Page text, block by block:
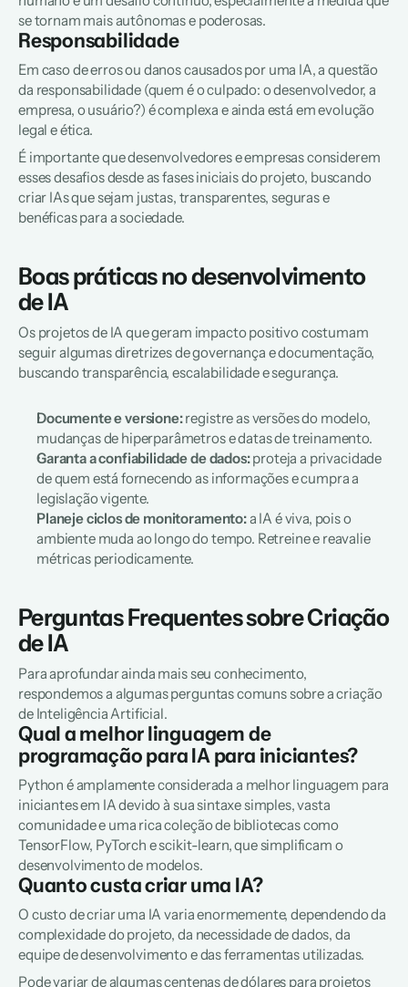
se tornam mais autônomas e poderosas.
Responsabilidade
Em caso de erros ou danos causados por uma IA, a questão
da responsabilidade (quem é o culpado: o desenvolvedor, a
empresa, o usuário?) é complexa e ainda está em evolução
legal e ética.
É importante que desenvolvedores e empresas considerem
esses desafios desde as fases iniciais do projeto, buscando
criar IAs que sejam justas, transparentes, seguras e
benéficas para a sociedade.
Boas práticas no desenvolvimento
de IA
Os projetos de IA que geram impacto positivo costumam
seguir algumas diretrizes de governança e documentação,
buscando transparência, escalabilidade e segurança.
Documente e versione: registre as versões do modelo,
mudanças de hiperparâmetros e datas de treinamento.
Garanta a confiabilidade de dados: proteja a privacidade
de quem está fornecendo as informações e cumpra a
legislação vigente.
Planeje ciclos de monitoramento: a IA é viva, pois o
ambiente muda ao longo do tempo. Retreine e reavalie
métricas periodicamente.
Perguntas Frequentes sobre Criação
de IA
Para aprofundar ainda mais seu conhecimento,
respondemos a algumas perguntas comuns sobre a criação
de Inteligência Artificial.
Qual a melhor linguagem de
programação para IA para iniciantes?
Python é amplamente considerada a melhor linguagem para
iniciantes em IA devido à sua sintaxe simples, vasta
comunidade e uma rica coleção de bibliotecas como
TensorFlow, PyTorch e scikit-learn, que simplificam o
desenvolvimento de modelos.
Quanto custa criar uma IA?
O custo de criar uma IA varia enormemente, dependendo da
complexidade do projeto, da necessidade de dados, da
equipe de desenvolvimento e das ferramentas utilizadas.
Pode variar de algumas centenas de dólares para projetos